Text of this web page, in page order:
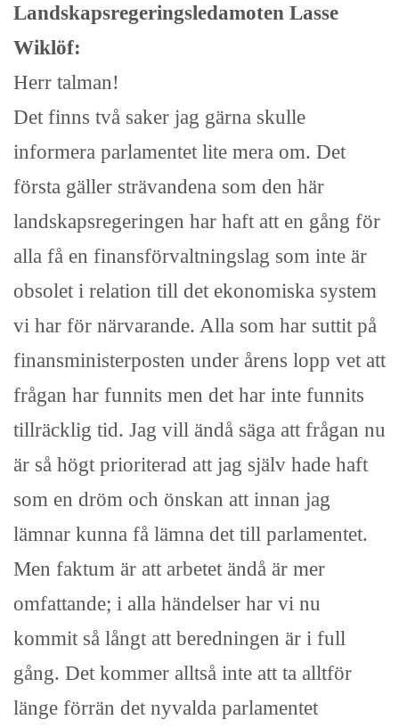
Landskapsregeringsledamoten Lasse
Wiklöf:
Herr talman!
Det finns två saker jag gärna skulle
informera parlamentet lite mera om. Det
första gäller strävandena som den här
landskapsregeringen har haft att en gång för
alla få en finansförvaltningslag som inte är
obsolet i relation till det ekonomiska system
vi har för närvarande. Alla som har suttit på
finansministerposten under årens lopp vet att
frågan har funnits men det har inte funnits
tillräcklig tid. Jag vill ändå säga att frågan nu
är så högt prioriterad att jag själv hade haft
som en dröm och önskan att innan jag
lämnar kunna få lämna det till parlamentet.
Men faktum är att arbetet ändå är mer
omfattande; i alla händelser har vi nu
kommit så långt att beredningen är i full
gång. Det kommer alltså inte att ta alltför
länge förrän det nyvalda parlamentet